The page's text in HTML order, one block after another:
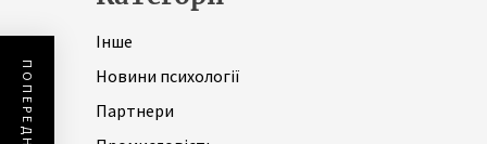
Інше
Новини психології
Партнери